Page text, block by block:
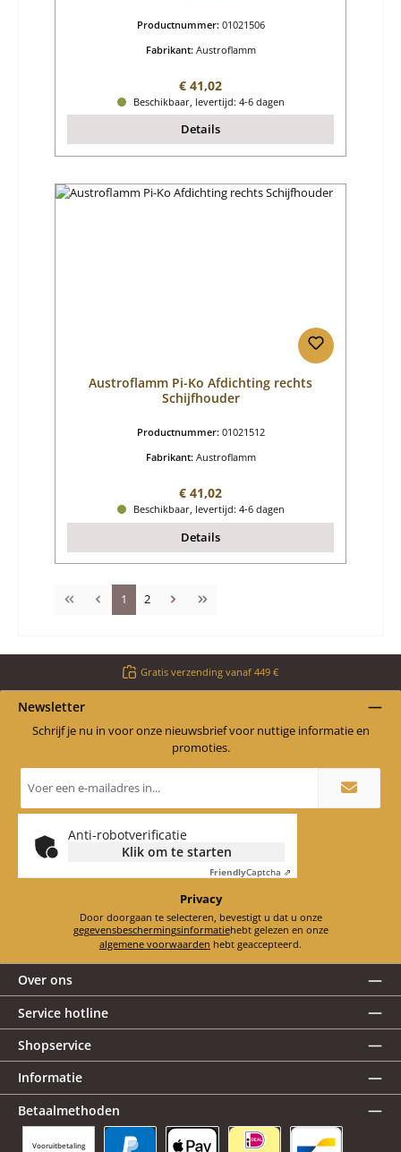
Productnummer: 01021506
Fabrikant: Austroflamm
Normale prijs:
€ 41,02
Beschikbaar, levertijd: 4-6 dagen
Details
Austroflamm Pi-Ko Afdichting rechts
Schijfhouder
Productnummer: 01021512
Fabrikant: Austroflamm
Normale prijs:
€ 41,02
Beschikbaar, levertijd: 4-6 dagen
Details
Pagina
1 Pagina
2
Gratis verzending vanaf 449 €
Newsletter
Schrijf je nu in voor onze nieuwsbrief voor nuttige informatie en
promoties.
mailadres
Anti-robotverificatie
Klik om te starten
FriendlyCaptcha ⇗
Privacy
Door doorgaan te selecteren, bevestigt u dat u onze
gegevensbeschermingsinformatie
hebt gelezen en onze
algemene voorwaarden hebt geaccepteerd.
Over ons
Service hotline
Shopservice
Informatie
Betaalmethoden
Vooruitbetaling